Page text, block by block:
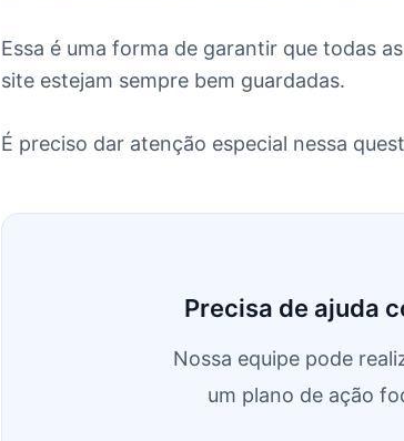
Essa é uma forma de garantir que todas
site estejam sempre bem guardadas.
É preciso dar atenção especial nessa
Precisa de ajuda
Nossa equipe pode
um plano de ação